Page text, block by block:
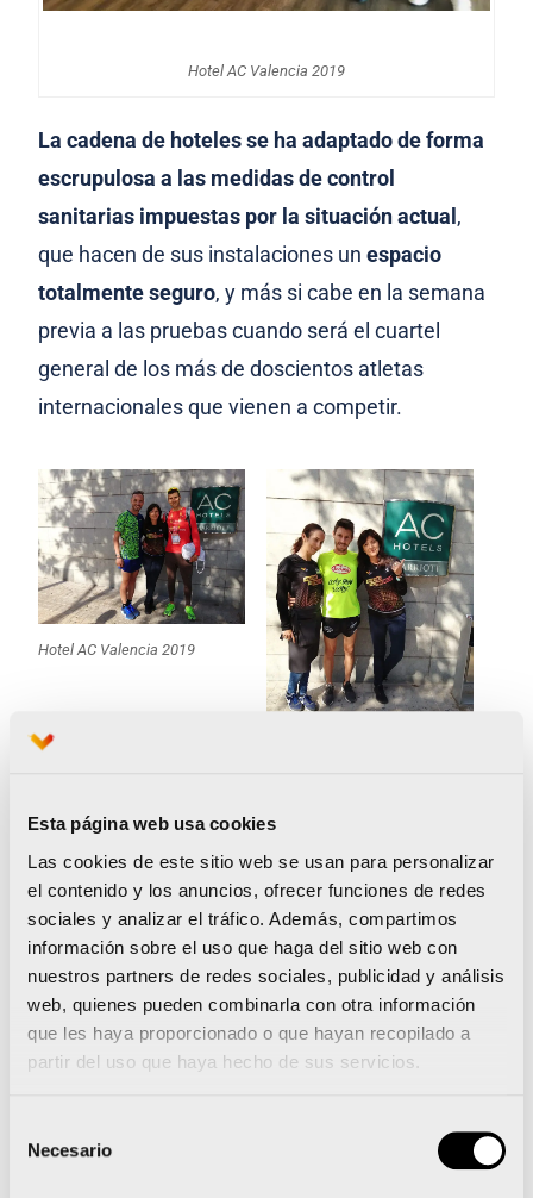
Esta página web usa cookies
Las cookies de este sitio web se usan para personalizar
el contenido y los anuncios, ofrecer funciones de redes
sociales y analizar el tráfico. Además, compartimos
información sobre el uso que haga del sitio web con
nuestros partners de redes sociales, publicidad y análisis
web, quienes pueden combinarla con otra información
que les haya proporcionado o que hayan recopilado a
partir del uso que haya hecho de sus servicios.
Necesario
Hotel AC Valencia 2019
La cadena de hoteles se ha adaptado de forma
escrupulosa a las medidas de control
sanitarias impuestas por la situación actual,
que hacen de sus instalaciones unespacio
totalmente seguro, y más si cabe en la semana
previa a las pruebas cuando será el cuartel
general de los más de doscientos atletas
internacionales que vienen a competir.
Hotel AC Valencia 2019
Sobre AC Hotels
AC Hotels fue fundada por Antonio Catalán en
1998. Desde 2011 forma parte del Grupo
Marriott, la hotelera con más establecimientos en
el mundo. AC Hotels en España tiene más de 65
En concreto, en la ciudad de València cuentan